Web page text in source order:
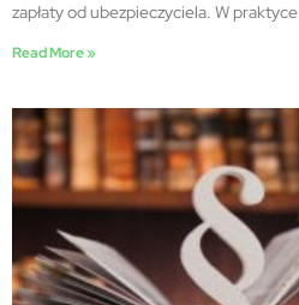
zapłaty od ubezpieczyciela. W
Read More »